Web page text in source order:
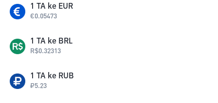
1 TA ke EUR
€0.05473
1 TA ke BRL
R$0.32313
1 TA ke RUB
₽5.23